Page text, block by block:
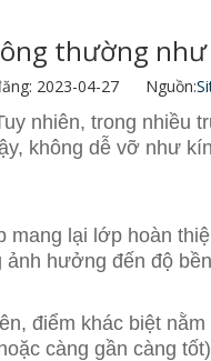
thường
2023-04-27 Nguồn:
nhiên, trong nhiều
không dễ vỡ như
lại lớp hoàn
hưởng đến độ
điểm khác biệt
càng gần càng